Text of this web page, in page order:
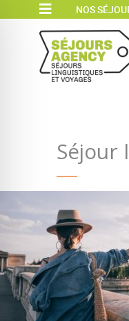
NOS
Séjour